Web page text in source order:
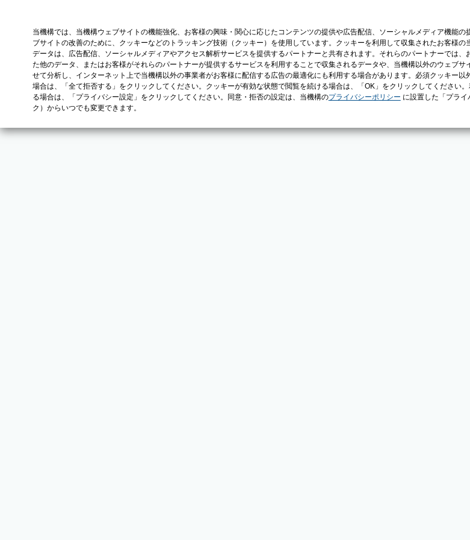
当機構では、当機構ウェブサイトの機能強化、お客様の興味・関心に応じたコンテンツの提供や広告配信、ソーシャルメディア機能の
ブサイトの改善のために、クッキーなどのトラッキング技術（クッキー）を使用しています。クッキーを利用して収集されたお客様の
データは、広告配信、ソーシャルメディアやアクセス解析サービスを提供するパートナーと共有されます。それらのパートナーでは、
た他のデータ、またはお客様がそれらのパートナーが提供するサービスを利用することで収集されるデータや、当機構以外のウェブサ
せて分析し、インターネット上で当機構以外の事業者がお客様に配信する広告の最適化にも利用する場合があります。必須クッキー以
場合は、「全て拒否する」をクリックしてください。クッキーが有効な状態で閲覧を続ける場合は、「OK」をクリックしてください
る場合は、「プライバシー設定」をクリックしてください。同意・拒否の設定は、当機構のプライバシーポリシー に設置した「プラ
ク）からいつでも変更できます。